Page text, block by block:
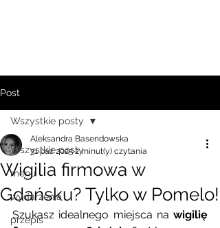
Post
Wszystkie posty
menu
wydarzenia
przepis
Wszystkie posty
Wigilia firmowa w
Gdańsku? Tylko w Pomelo!
Aleksandra Basendowska
31 paź 20252 minut(y) czytania
Szukasz idealnego miejsca na wigilię